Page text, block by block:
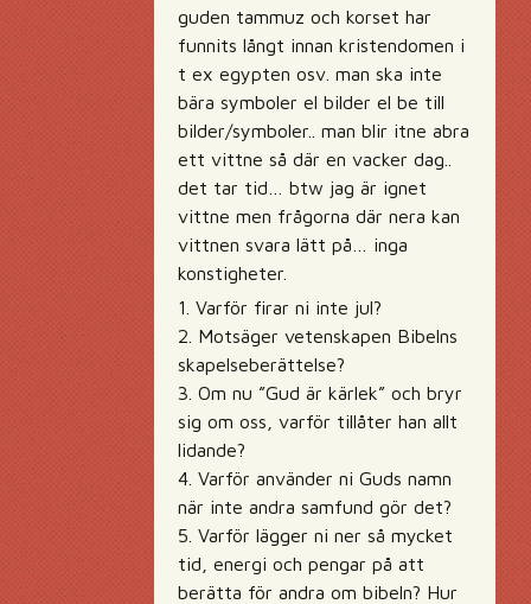
guden tammuz och korset har
funnits långt innan kristendomen i
t ex egypten osv. man ska inte
bära symboler el bilder el be till
bilder/symboler.. man blir itne abra
ett vittne så där en vacker dag..
det tar tid… btw jag är ignet
vittne men frågorna där nera kan
vittnen svara lätt på… inga
konstigheter.
1. Varför firar ni inte jul?
2. Motsäger vetenskapen Bibelns
skapelseberättelse?
3. Om nu ”Gud är kärlek” och bryr
sig om oss, varför tillåter han allt
lidande?
4. Varför använder ni Guds namn
när inte andra samfund gör det?
5. Varför lägger ni ner så mycket
tid, energi och pengar på att
berätta för andra om bibeln? Hur